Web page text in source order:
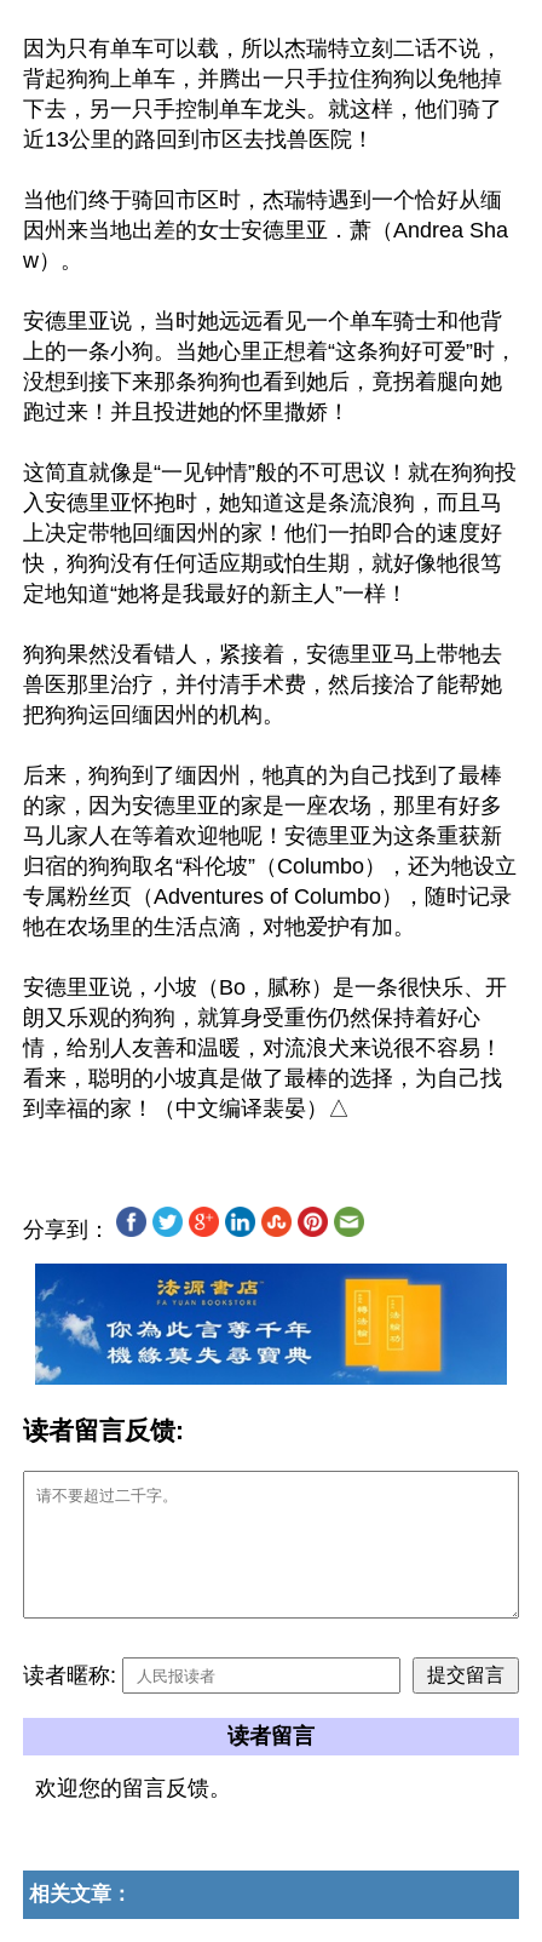
因为只有单车可以载，所以杰瑞特立刻二话不说，
背起狗狗上单车，并腾出一只手拉住狗狗以免牠掉
下去，另一只手控制单车龙头。就这样，他们骑了
近13公里的路回到市区去找兽医院！
当他们终于骑回市区时，杰瑞特遇到一个恰好从缅
因州来当地出差的女士安德里亚．萧（Andrea Sha
w）。
安德里亚说，当时她远远看见一个单车骑士和他背
上的一条小狗。当她心里正想着“这条狗好可爱”时，
没想到接下来那条狗狗也看到她后，竟拐着腿向她
跑过来！并且投进她的怀里撒娇！
这简直就像是“一见钟情”般的不可思议！就在狗狗投
入安德里亚怀抱时，她知道这是条流浪狗，而且马
上决定带牠回缅因州的家！他们一拍即合的速度好
快，狗狗没有任何适应期或怕生期，就好像牠很笃
定地知道“她将是我最好的新主人”一样！
狗狗果然没看错人，紧接着，安德里亚马上带牠去
兽医那里治疗，并付清手术费，然后接洽了能帮她
把狗狗运回缅因州的机构。
后来，狗狗到了缅因州，牠真的为自己找到了最棒
的家，因为安德里亚的家是一座农场，那里有好多
马儿家人在等着欢迎牠呢！安德里亚为这条重获新
归宿的狗狗取名“科伦坡”（Columbo），还为牠设立
专属粉丝页（Adventures of Columbo），随时记录
牠在农场里的生活点滴，对牠爱护有加。
安德里亚说，小坡（Bo，腻称）是一条很快乐、开
朗又乐观的狗狗，就算身受重伤仍然保持着好心
情，给别人友善和温暖，对流浪犬来说很不容易！
看来，聪明的小坡真是做了最棒的选择，为自己找
分享到：
读者留言反馈:
读者暱称:
读者留言
欢迎您的留言反馈。
相关文章：